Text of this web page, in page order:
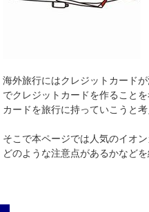
海外旅行にはクレジットカード
でクレジットカードを作ること
カードを旅行に持っていこうと
そこで本ページでは人気のイオ
どのような注意点があるかなど